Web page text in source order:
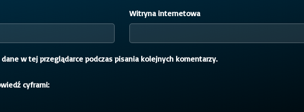
Witryna internetowa
w tej przeglądarce podczas pisania kolejnych komentarzy.
cyframi: